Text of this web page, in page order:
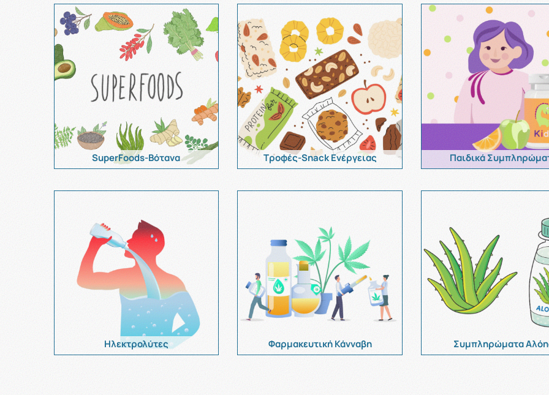
SuperFoods-Bότανα Τροφές-Snack Ενέργειας Παιδικά
Ηλεκτρολύτες Φαρμακευτική Κάνvαβη Συμπληρώματα